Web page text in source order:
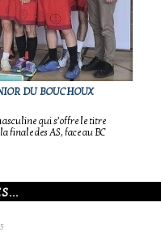
DU BOUCHOUX
qui s’offre le titre
finale des AS, face au BC